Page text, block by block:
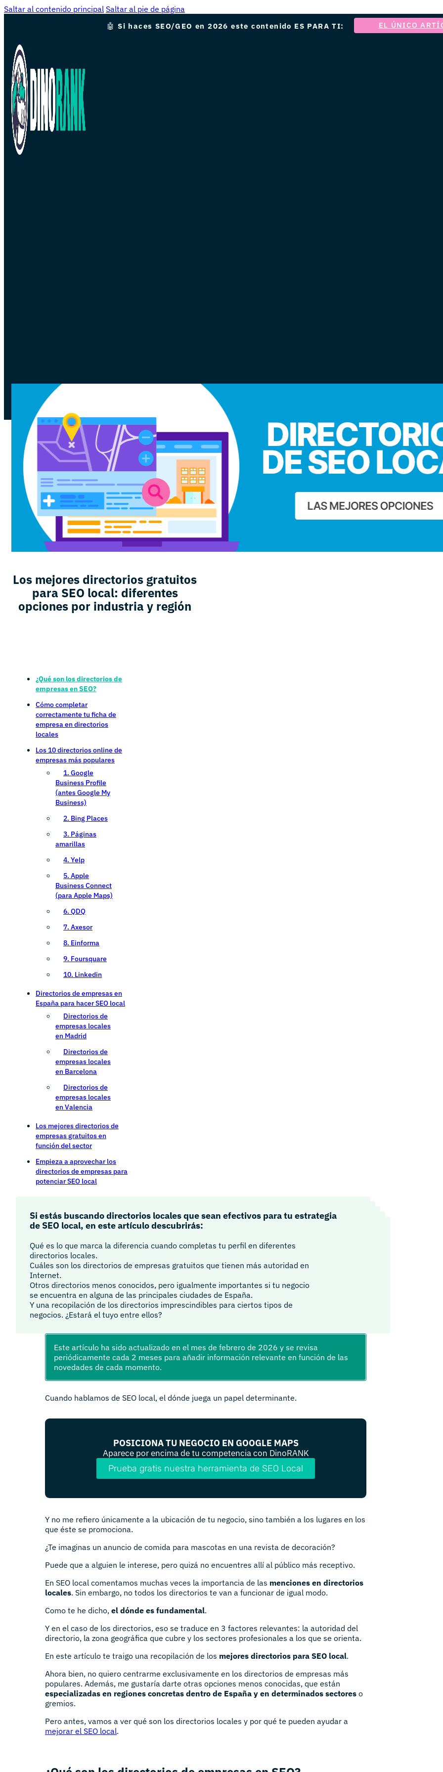
Saltar al contenido principal Saltar al pie de página
🤖Si haces SEO/GEO en 2026 este contenido ES PARA TI: EL ÚNICO
Los mejores directorios gratuitos
para SEO local: diferentes
opciones por industria y región
¿Qué son los directorios de
empresas en SEO?
Cómo completar
correctamente tu ficha de
empresa en directorios
locales
Los 10 directorios online de
empresas más populares
1. Google
Business Profile
(antes Google My
Business)
2. Bing Places
3. Páginas
amarillas
4. Yelp
5. Apple
Business Connect
(para Apple Maps)
6. QDQ
7. Axesor
8. Einforma
9. Foursquare
10. Linkedin
Directorios de empresas en
España para hacer SEO local
Directorios de
empresas locales
en Madrid
Directorios de
empresas locales
en Barcelona
Directorios de
empresas locales
en Valencia
Los mejores directorios de
empresas gratuitos en
función del sector
Empieza a aprovechar los
directorios de empresas para
potenciar SEO local
Si estás buscando directorios locales que sean efectivos para tu estrategia
de SEO local, en este artículo descubrirás:
Qué es lo que marca la diferencia cuando completas tu perfil en diferentes
directorios locales.
Cuáles son los directorios de empresas gratuitos que tienen más autoridad en
Internet.
Otros directorios menos conocidos, pero igualmente importantes si tu negocio
se encuentra en alguna de las principales ciudades de España.
Y una recopilación de los directorios imprescindibles para ciertos tipos de
negocios. ¿Estará el tuyo entre ellos?
Este artículo ha sido actualizado en el mes de febrero de 2026 y se revisa
periódicamente cada 2 meses para añadir información relevante en función de las
novedades de cada momento.
Cuando hablamos de SEO local, el dónde juega un papel determinante.
POSICIONA TU NEGOCIO EN GOOGLE MAPS
Aparece por encima de tu competencia con DinoRANK
Prueba gratis nuestra herramienta de SEO Local
Y no me refiero únicamente a la ubicación de tu negocio, sino también a los lugares en los
que éste se promociona.
¿Te imaginas un anuncio de comida para mascotas en una revista de decoración?
Puede que a alguien le interese, pero quizá no encuentres allí al público más receptivo.
En SEO local comentamos muchas veces la importancia de las menciones en directorios
locales. Sin embargo, no todos los directorios te van a funcionar de igual modo.
Como te he dicho, el dónde es fundamental.
Y en el caso de los directorios, eso se traduce en 3 factores relevantes: la autoridad del
directorio, la zona geográfica que cubre y los sectores profesionales a los que se orienta.
En este artículo te traigo una recopilación de los mejores directorios para SEO local.
Ahora bien, no quiero centrarme exclusivamente en los directorios de empresas más
populares. Además, me gustaría darte otras opciones menos conocidas, que están
especializadas en regiones concretas dentro de España y en determinados sectores o
gremios.
Pero antes, vamos a ver qué son los directorios locales y por qué te pueden ayudar a
mejorar el SEO local.